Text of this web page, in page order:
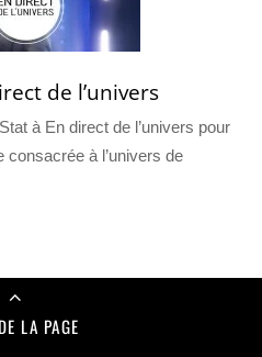
de l’univers
à En direct de l’univers pour
consacrée à l’univers de
LA PAGE